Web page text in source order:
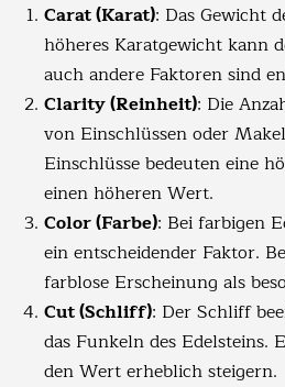
Carat (Karat): Das Gewicht
höheres Karatgewicht kann
auch andere Faktoren sind
Clarity (Reinheit): Die
von Einschlüssen oder
Einschlüsse bedeuten eine
einen höheren Wert.
Color (Farbe): Bei farbigen
ein entscheidender Faktor.
farblose Erscheinung als
Cut (Schliff): Der Schliff
das Funkeln des
den Wert erheblich steigern.